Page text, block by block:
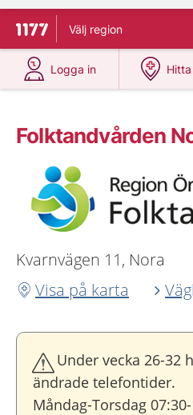
Till startsidan för 1177
Välj region
Logga in
på 1177.se
på
Folktandvården
Kvarnvägen 11, Nora
Visa på karta
Under vecka 26-32
ändrade telefontider.
Måndag-Torsdag